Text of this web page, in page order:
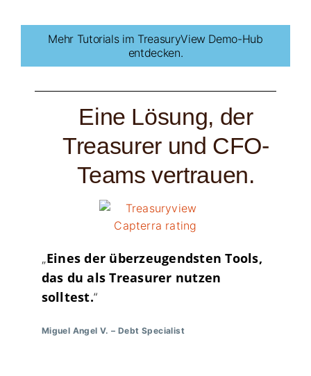
Mehr Tutorials im TreasuryView Demo-Hub
entdecken.
Eine Lösung, der
Treasurer und CFO-
Teams vertrauen.
„Eines der überzeugendsten Tools,
das du als Treasurer nutzen
solltest.“
Miguel Angel V. – Debt Specialist